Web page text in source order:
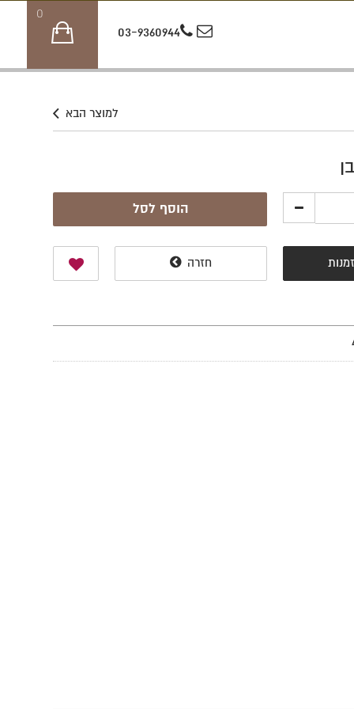
0
03-9360944
למוצר הבא
הוסף לסל
חזרה